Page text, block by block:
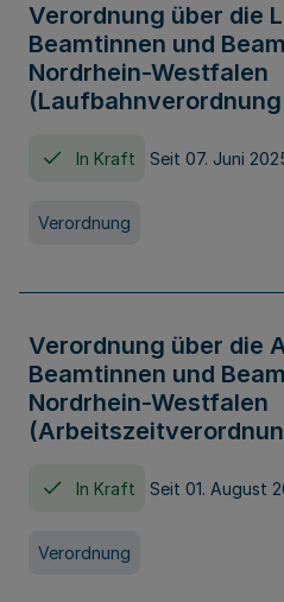
Verordnung über die
Beamtinnen und
Nordrhein-Westfalen
(Laufbahnverordnung
In Kraft Seit 07. Juni
Verordnung
Verordnung über die
Beamtinnen und
Nordrhein-Westfalen
In Kraft Seit 01. August
Verordnung